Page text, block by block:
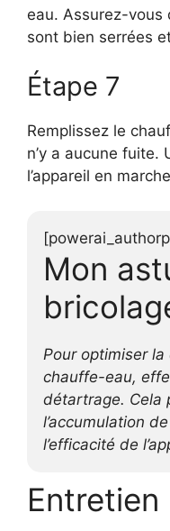
eau. Assurez-vous
sont bien serrées
Étape 7
Remplissez le
n’y a aucune fuite.
l’appareil en
Mon
Pour optimiser
chauffe-eau,
détartrage. Cela
l’accumulation
l’efficacité de
Entretien